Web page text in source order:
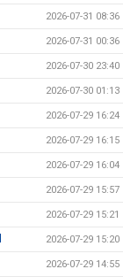
2026-07-31 08:36
2026-07-31 00:36
2026-07-30 23:40
2026-07-30 01:13
2026-07-29 16:24
2026-07-29 16:15
2026-07-29 16:04
2026-07-29 15:57
2026-07-29 15:21
2026-07-29 15:20
2026-07-29 14:55